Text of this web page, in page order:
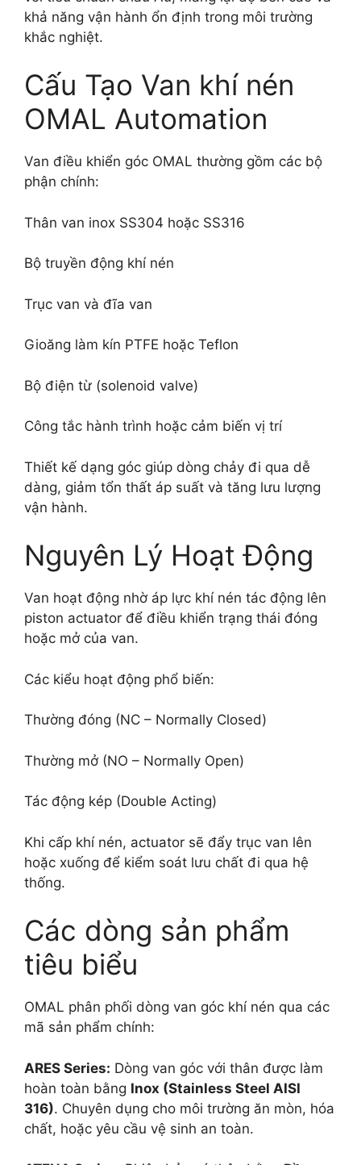
khả năng vận hành ổn định trong môi trường
khắc nghiệt.
Cấu Tạo Van khí nén
OMAL Automation
Van điều khiển góc OMAL thường gồm các bộ
phận chính:
Thân van inox SS304 hoặc SS316
Bộ truyền động khí nén
Trục van và đĩa van
Gioăng làm kín PTFE hoặc Teflon
Bộ điện từ (solenoid valve)
Công tắc hành trình hoặc cảm biến vị trí
Thiết kế dạng góc giúp dòng chảy đi qua dễ
dàng, giảm tổn thất áp suất và tăng lưu lượng
vận hành.
Nguyên Lý Hoạt Động
Van hoạt động nhờ áp lực khí nén tác động lên
piston actuator để điều khiển trạng thái đóng
hoặc mở của van.
Các kiểu hoạt động phổ biến:
Thường đóng (NC – Normally Closed)
Thường mở (NO – Normally Open)
Tác động kép (Double Acting)
Khi cấp khí nén, actuator sẽ đẩy trục van lên
hoặc xuống để kiểm soát lưu chất đi qua hệ
thống.
Các dòng sản phẩm
tiêu biểu
OMAL phân phối dòng van góc khí nén qua các
mã sản phẩm chính:
ARES Series: Dòng van góc với thân được làm
hoàn toàn bằng Inox (Stainless Steel AISI
316). Chuyên dụng cho môi trường ăn mòn, hóa
chất, hoặc yêu cầu vệ sinh an toàn.